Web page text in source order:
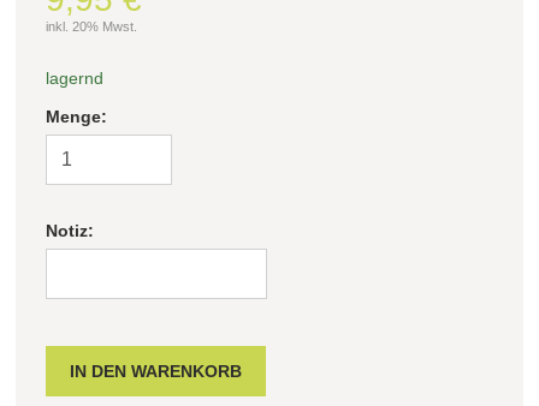
inkl. 20% Mwst.
lagernd
Menge:
Notiz: